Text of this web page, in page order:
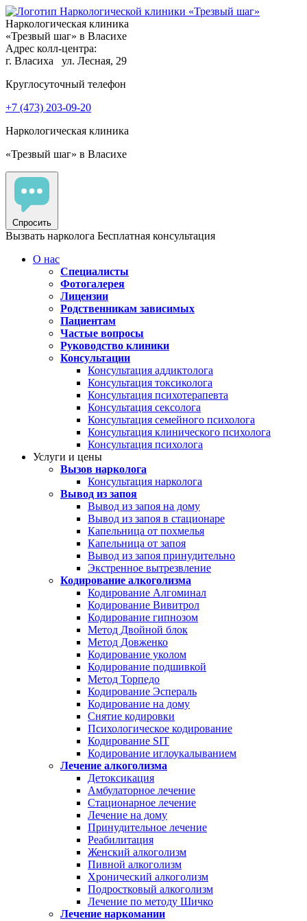
Наркологическая клиника
«Трезвый шаг» в Власихе
Адрес колл-центра:
г. Власиха
ул. Лесная, 29
Круглосуточный телефон
+7 (473) 203-09-20
Наркологическая клиника
«Трезвый шаг» в Власихе
Спросить
Вызвать нарколога Бесплатная консультация
О нас
Специалисты
Фотогалерея
Лицензии
Родственникам зависимых
Пациентам
Частые вопросы
Руководство клиники
Консультации
Консультация аддиктолога
Консультация токсиколога
Консультация психотерапевта
Консультация сексолога
Консультация семейного психолога
Консультация клинического психолога
Консультация психолога
Услуги и цены
Вызов нарколога
Консультация нарколога
Вывод из запоя
Вывод из запоя на дому
Вывод из запоя в стационаре
Капельница от похмелья
Капельница от запоя
Вывод из запоя принудительно
Экстренное вытрезвление
Кодирование алкоголизма
Кодирование Алгоминал
Кодирование Вивитрол
Кодирование гипнозом
Метод Двойной блок
Метод Довженко
Кодирование уколом
Кодирование подшивкой
Метод Торпедо
Кодирование Эспераль
Кодирование на дому
Снятие кодировки
Психологическое кодирование
Кодирование SIT
Кодирование иглоукалыванием
Лечение алкоголизма
Детоксикация
Амбулаторное лечение
Стационарное лечение
Лечение на дому
Принудительное лечение
Реабилитация
Женский алкоголизм
Пивной алкоголизм
Хронический алкоголизм
Подростковый алкоголизм
Лечение по методу Шичко
Лечение наркомании